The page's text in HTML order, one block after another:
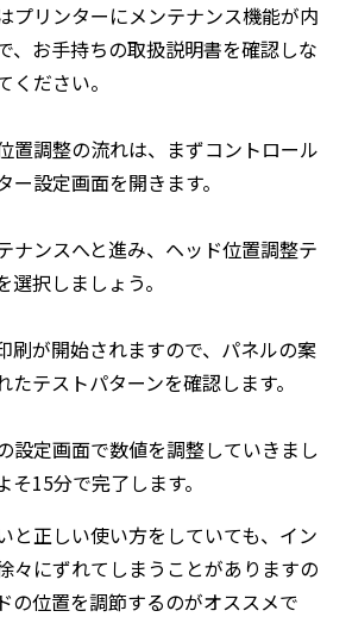
プリンターにメンテナンス機能が内
、お手持ちの取扱説明書を確認しな
ださい。
置調整の流れは、まずコントロール
設定画面を開きます。
ナンスへと進み、ヘッド位置調整テ
択しましょう。
刷が開始されますので、パネルの案
たテストパターンを確認します。
設定画面で数値を調整していきまし
そ15分で完了します。
と正しい使い方をしていても、イン
々にずれてしまうことがありますの
の位置を調節するのがオススメで